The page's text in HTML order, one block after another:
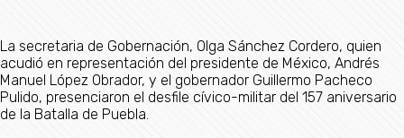
La secretaria de Gobernación, Olga Sánchez Cordero, quien
acudió en representación del presidente de México, Andrés
Manuel López Obrador, y el gobernador Guillermo Pacheco
Pulido, presenciaron el desfile cívico-militar del 157 aniversario
de la Batalla de Puebla.